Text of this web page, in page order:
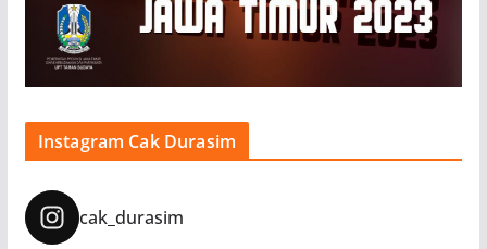
Instagram Cak Durasim
cak_durasim